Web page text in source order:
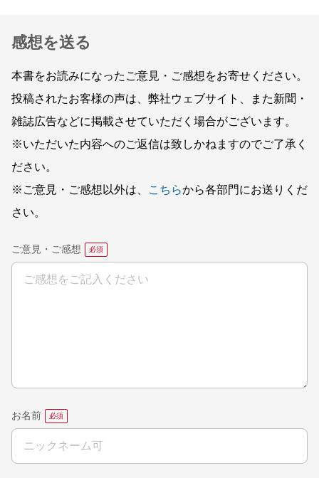
感想を送る
本書をお読みになったご意見・ご感想をお寄せください。
投稿されたお客様の声は、弊社ウェブサイト、また新聞・
雑誌広告などに掲載させていただく場合がございます。
※いただいた内容へのご返信は致しかねますのでご了承く
ださい。
※ご意見・ご感想以外は、
こちらから各部門にお送りくだ
さい。
ご意見・ご感想
お名前